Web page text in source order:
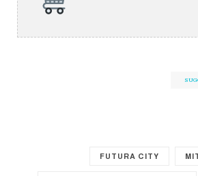
FUTURA CITY